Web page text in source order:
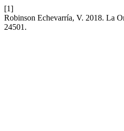
[1]
Robinson Echevarría, V. 2018. La
24501.